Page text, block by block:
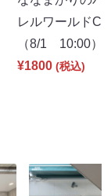
レルワールド
（8/1 10:00）
¥1800 (税込)